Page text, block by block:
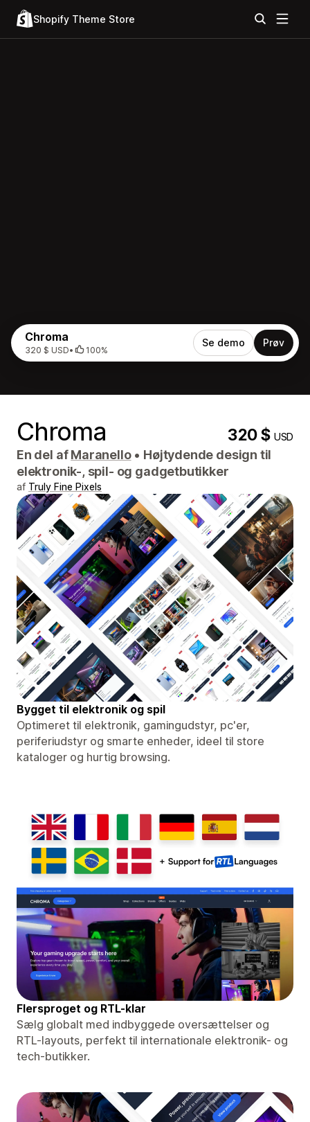
Shopify Theme Store
Chroma
320 $ USD• 100%
Se demo Prøv
Chroma 320 $USD
En del afMaranello • Højtydende design til
elektronik-, spil- og gadgetbutikker
af Truly Fine Pixels
Bygget til elektronik og spil
Optimeret til elektronik, gamingudstyr, pc'er,
periferiudstyr og smarte enheder, ideel til store
kataloger og hurtig browsing.
Flersproget og RTL-klar
Sælg globalt med indbyggede oversættelser og
RTL-layouts, perfekt til internationale elektronik- og
tech-butikker.